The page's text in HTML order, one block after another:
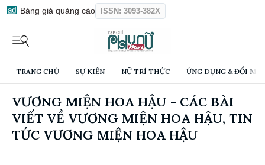
Bảng giá quảng cáo ISSN: 3093-382X
TRANG CHỦ SỰ KIỆN NỮ TRÍ THỨC ỨNG DỤNG & ĐỔI
VƯƠNG MIỆN HOA HẬU - CÁC BÀI
VIẾT VỀ VƯƠNG MIỆN HOA HẬU, TIN
TỨC VƯƠNG MIỆN HOA HẬU